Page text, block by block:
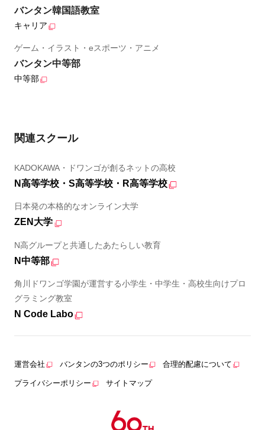
バンタン韓国語教室
キャリア
ゲーム・イラスト・eスポーツ・アニメ
バンタン中等部
中等部
関連スクール
KADOKAWA・ドワンゴが創るネットの高校
N高等学校・S高等学校・R高等学校
日本発の本格的なオンライン大学
ZEN大学
N高グループと共通したあたらしい教育
N中等部
角川ドワンゴ学園が運営する小学生・中学生・高校生向けプロ
グラミング教室
N Code Labo
運営会社 バンタンの3つのポリシー 合理的配慮について
プライバシーポリシー サイトマップ